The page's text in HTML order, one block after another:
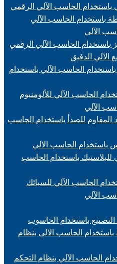
باستخدام الحاسب الآلي الرقمي
باستخدام الحاسب الآلي
الآلي
باستخدام الحاسب الآلي الرقمي
الآلي الدقيق
باستخدام الحاسب الآلي باستخدام
الحاسب الآلي للألومنيوم
الآلي
المقاوم للصدأ باستخدام الحاسب
باستخدام الحاسب الآلي
للبلاستيك باستخدام الحاسب
الحاسب الآلي للسبائك
الآلي
باستخدام الحاسوب
الحاسب الآلي بنظام
الحاسب الآلي بنظام التحكم